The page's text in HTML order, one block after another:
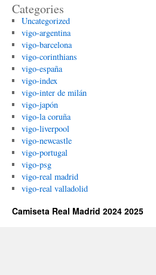
Categories
Uncategorized
vigo-argentina
vigo-barcelona
vigo-corinthians
vigo-españa
vigo-index
vigo-inter de milán
vigo-japón
vigo-la coruña
vigo-liverpool
vigo-newcastle
vigo-portugal
vigo-psg
vigo-real madrid
vigo-real valladolid
Camiseta Real Madrid 2024 2025